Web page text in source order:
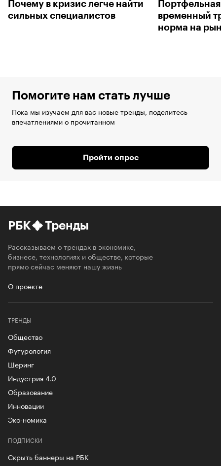
Почему в кризис легче найти
сильных специалистов
временный
норма на
Помогите нам стать лучше
Пока мы изучаем для вас новые тренды, поделитесь
впечатлениями о прочитанном
Пройти опрос
РБК Тренды
Рассказываем о трендах в экономике,
бизнесе, технологиях и обществе, которые
прямо сейчас меняют нашу жизнь
О проекте
ТРЕНДЫ
Общество
Футурология
Шеринг
Индустрия 4.0
Образование
Инновации
Эко-номика
ПОДПИСКИ
Скрыть баннеры на РБК